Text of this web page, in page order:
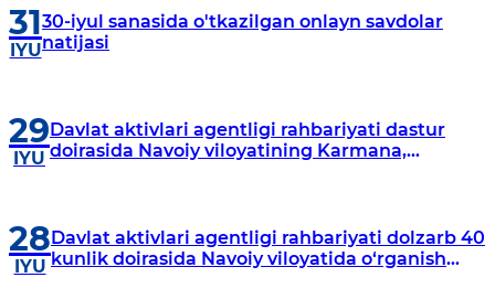
31
IYU
30-iyul sanasida o'tkazilgan onlayn savdolar
natijasi
29
IYU
Davlat aktivlari agentligi rahbariyati dastur
doirasida Navoiy viloyatining Karmana,
28
IYU
Davlat aktivlari agentligi rahbariyati dolzarb 40
kunlik doirasida Navoiy viloyatida o‘rganish